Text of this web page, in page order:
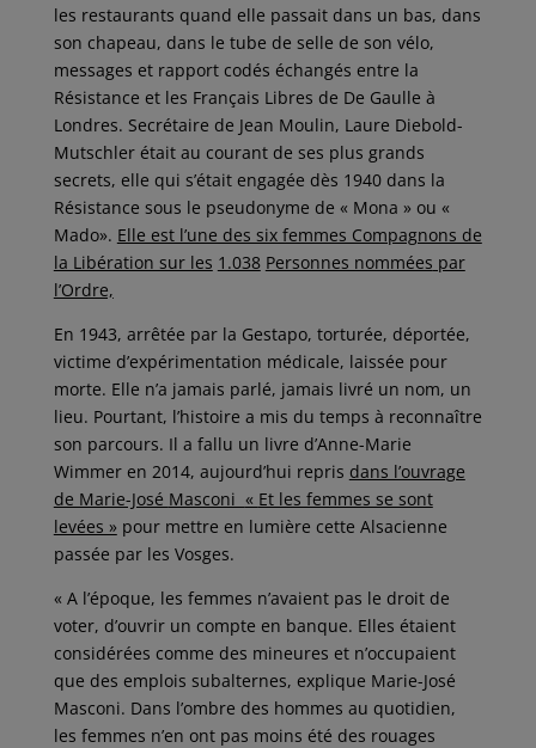
les restaurants quand elle passait dans un bas, dans
son chapeau, dans le tube de selle de son vélo,
messages et rapport codés échangés entre la
Résistance et les Français Libres de De Gaulle à
Londres. Secrétaire de Jean Moulin, Laure Diebold-
Mutschler était au courant de ses plus grands
secrets, elle qui s’était engagée dès 1940 dans la
Résistance sous le pseudonyme de « Mona » ou «
Mado». Elle est l’une des six femmes Compagnons de
la Libération sur les 1.038 Personnes nommées par
l’Ordre,
En 1943, arrêtée par la Gestapo, torturée, déportée,
victime d’expérimentation médicale, laissée pour
morte. Elle n’a jamais parlé, jamais livré un nom, un
lieu. Pourtant, l’histoire a mis du temps à reconnaître
son parcours. Il a fallu un livre d’Anne-Marie
Wimmer en 2014, aujourd’hui repris dans l’ouvrage
de Marie-José Masconi « Et les femmes se sont
levées » pour mettre en lumière cette Alsacienne
passée par les Vosges.
« A l’époque, les femmes n’avaient pas le droit de
voter, d’ouvrir un compte en banque. Elles étaient
considérées comme des mineures et n’occupaient
que des emplois subalternes, explique Marie-José
Masconi. Dans l’ombre des hommes au quotidien,
les femmes n’en ont pas moins été des rouages